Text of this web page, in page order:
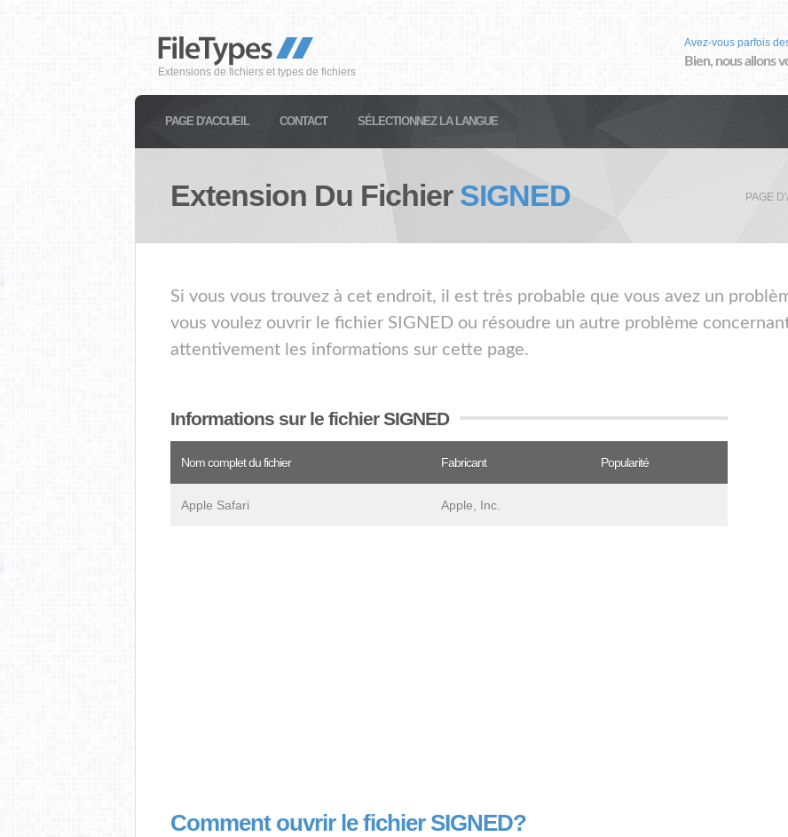
Extensions de fichiers et types de fichiers
Avez-vous parfois
Bien, nous allons
PAGE D'ACCUEIL CONTACT SÉLECTIONNEZ LA LANGUE
Extension Du Fichier SIGNED PAGE
Si vous vous trouvez à cet endroit, il est très probable que vous avez un
vous voulez ouvrir le fichier SIGNED ou résoudre un autre problème
attentivement les informations sur cette page.
Informations sur le fichier SIGNED
Nom complet du fichier Fabricant Popularité
Apple Safari Apple, Inc.
Comment ouvrir le fichier SIGNED?